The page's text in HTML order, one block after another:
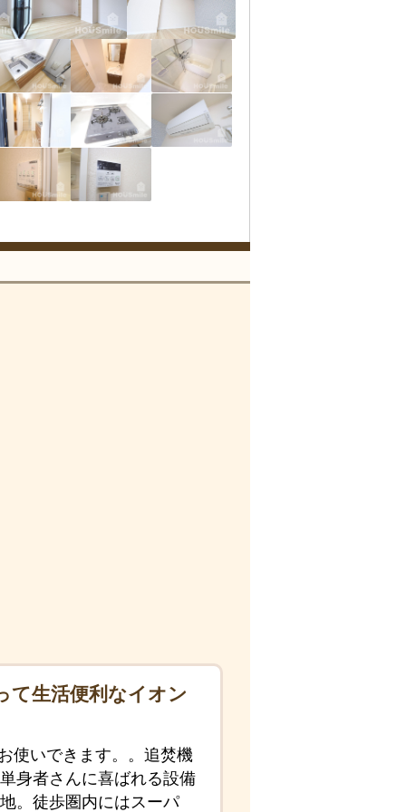
て生活便利なイオン
使いできます。。追焚機
身者さんに喜ばれる設備
。徒歩圏内にはスーパ